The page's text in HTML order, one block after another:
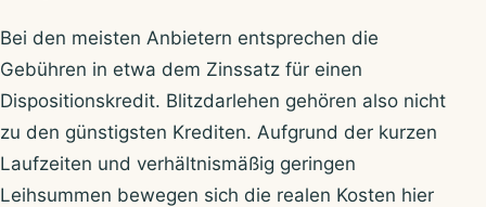
Bei den meisten Anbietern entsprechen die
Gebühren in etwa dem Zinssatz für einen
Dispositionskredit. Blitzdarlehen gehören also nicht
zu den günstigsten Krediten. Aufgrund der kurzen
Laufzeiten und verhältnismäßig geringen
Leihsummen bewegen sich die realen Kosten hier